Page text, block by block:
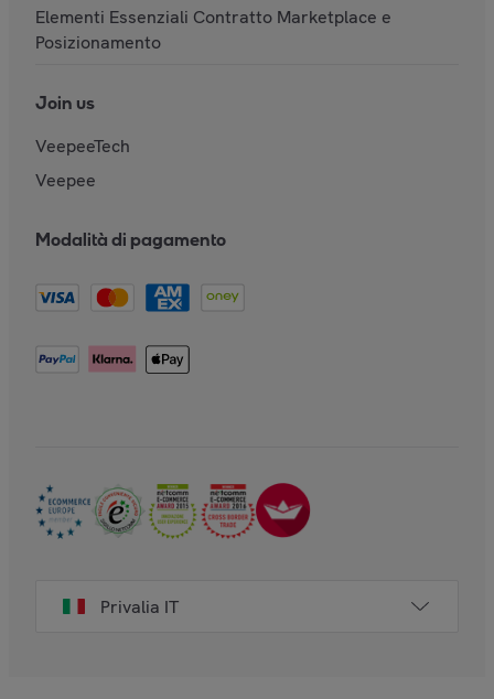
Elementi Essenziali Contratto Marketplace e
Posizionamento
Join us
VeepeeTech
Veepee
Modalità di pagamento
Privalia IT